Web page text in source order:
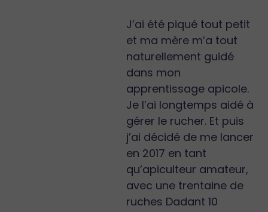
J’ai été piqué tout petit
et ma mère m’a tout
naturellement guidé
dans mon
apprentissage apicole.
Je l’ai longtemps aidé à
gérer le rucher. Et puis
j’ai décidé de me lancer
en 2017 en tant
qu’apiculteur amateur,
avec une trentaine de
ruches Dadant 10